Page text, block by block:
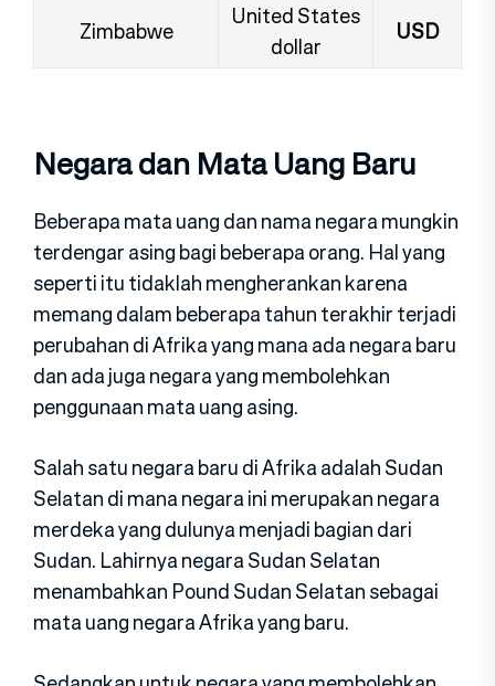
Zimbabwe
United States
dollar
USD
Negara dan Mata Uang Baru
Beberapa mata uang dan nama negara mungkin
terdengar asing bagi beberapa orang. Hal yang
seperti itu tidaklah mengherankan karena
memang dalam beberapa tahun terakhir terjadi
perubahan di Afrika yang mana ada negara baru
dan ada juga negara yang membolehkan
penggunaan mata uang asing.
Salah satu negara baru di Afrika adalah Sudan
Selatan di mana negara ini merupakan negara
merdeka yang dulunya menjadi bagian dari
Sudan. Lahirnya negara Sudan Selatan
menambahkan Pound Sudan Selatan sebagai
mata uang negara Afrika yang baru.